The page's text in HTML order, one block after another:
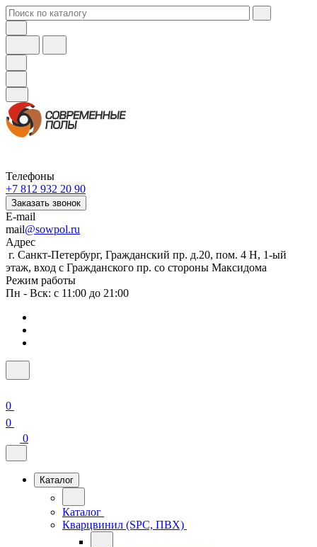
Телефоны
+7 812 932 20 90
Заказать звонок
E-mail
mail@sowpol.ru
Адрес
г. Санкт-Петербург, Гражданский пр. д.20, пом. 4 Н, 1-ый
этаж, вход с Гражданского пр. со стороны Максидома
Режим работы
Пн - Вск: с 11:00 до 21:00
0
0
0
Каталог
Каталог
Кварцвинил (SPC, ПВХ)